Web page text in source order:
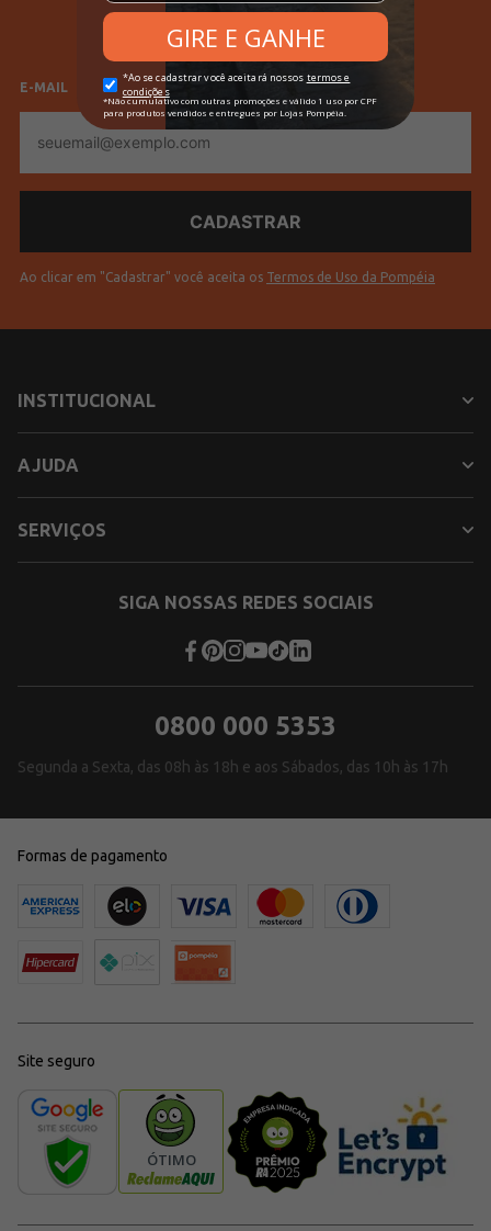
Feminino Masculino
E-MAIL
mail
Ao clicar em "Cadastrar" você aceita os Termos de Uso da Pompéia
INSTITUCIONAL
AJUDA
SERVIÇOS
SIGA NOSSAS REDES SOCIAIS
0800 000 5353
Segunda a Sexta, das 08h às 18h e aos Sábados, das 10h às 17h
Formas de pagamento
Site seguro